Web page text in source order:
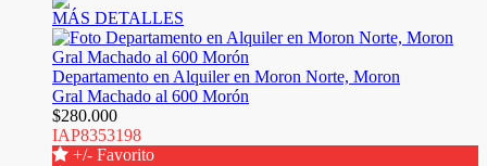
MÁS DETALLES
Departamento en Alquiler en Moron Norte, Moron
Gral Machado al 600 Morón
$280.000
IAP8353198
+/- Favorito